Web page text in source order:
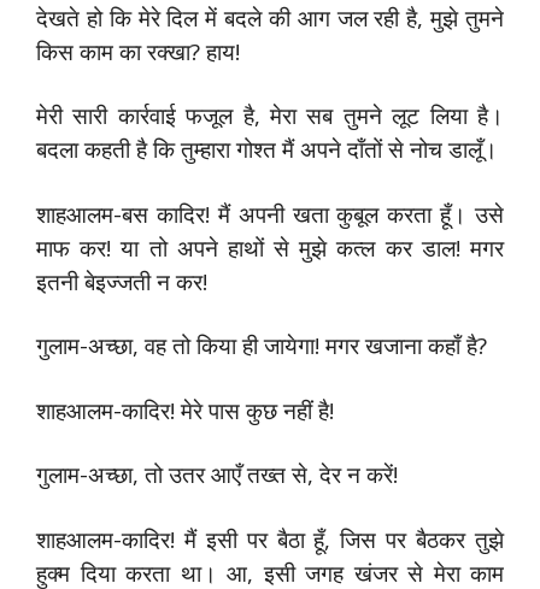
देखते हो कि मेरे दिल में बदले की आग जल रही है, मुझे तुमने
किस काम का रक्खा? हाय!
मेरी सारी कार्रवाई फजूल है, मेरा सब तुमने लूट लिया है।
बदला कहती है कि तुम्हारा गोश्त मैं अपने दाँतों से नोच डालूँ।
शाहआलम-बस कादिर! मैं अपनी खता कुबूल करता हूँ। उसे
माफ कर! या तो अपने हाथों से मुझे कत्ल कर डाल! मगर
इतनी बेइज्जती न कर!
गुलाम-अच्छा, वह तो किया ही जायेगा! मगर खजाना कहाँ है?
शाहआलम-कादिर! मेरे पास कुछ नहीं है!
गुलाम-अच्छा, तो उतर आएँ तख्त से, देर न करें!
शाहआलम-कादिर! मैं इसी पर बैठा हूँ, जिस पर बैठकर तुझे
हुक्म दिया करता था। आ, इसी जगह खंजर से मेरा काम